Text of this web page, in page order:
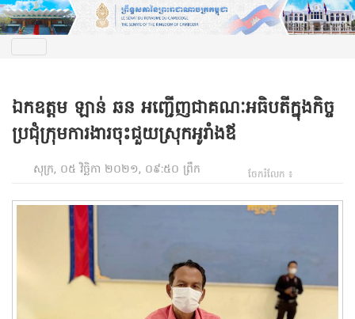
ឯកឧត្តម ឡាន់ ឆន អញ្ជើញជាគណៈអធិបតីក្នុងកិច្ច
ប្រជុំក្រុមការងារចុះជួយស្រុកអូរាំងឪ
សុក្រ, ០៥ វិច្ឆិកា ២០២១, ០៩:៥០ ព្រឹក ចែករំលែក ៖